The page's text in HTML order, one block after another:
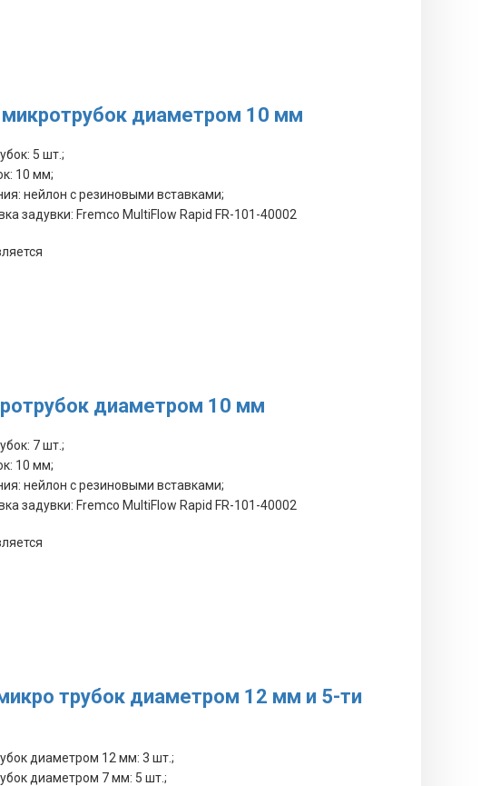
диаметром 10 мм
5 шт.;
10 мм;
нейлон с резиновыми вставками;
задувки: Fremco MultiFlow Rapid FR-101-40002
диаметром 10 мм
7 шт.;
10 мм;
нейлон с резиновыми вставками;
задувки: Fremco MultiFlow Rapid FR-101-40002
трубок диаметром 12 мм и 5-ти
диаметром 12 мм: 3 шт.;
диаметром 7 мм: 5 шт.;